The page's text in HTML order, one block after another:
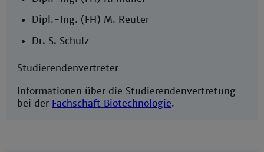
Dipl.-Ing. (FH) M. Reuter
Dr. S. Schulz
Studierendenvertreter
Informationen über die Studierendenvertretung
bei der Fachschaft Biotechnologie.